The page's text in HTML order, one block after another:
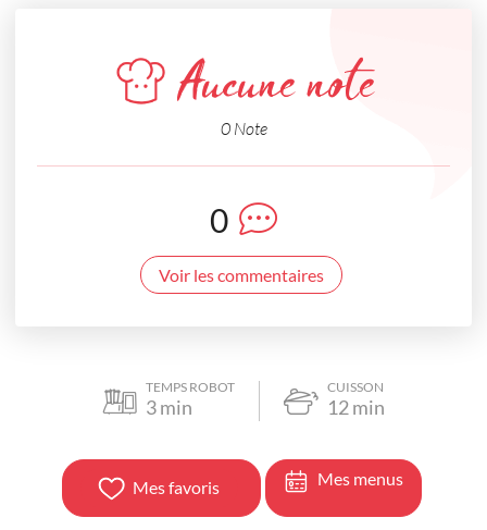
Aucune note
0 Note
0
Voir les commentaires
TEMPS ROBOT
3min
CUISSON
12min
Mes favoris Mes menus